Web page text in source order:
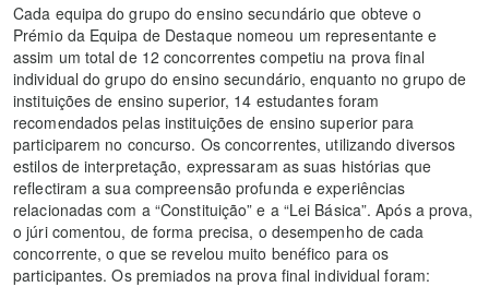
Cada equipa do grupo do ensino secundário que obteve o
Prémio da Equipa de Destaque nomeou um representante e
assim um total de 12 concorrentes competiu na prova final
individual do grupo do ensino secundário, enquanto no grupo de
instituições de ensino superior, 14 estudantes foram
recomendados pelas instituições de ensino superior para
participarem no concurso. Os concorrentes, utilizando diversos
estilos de interpretação, expressaram as suas histórias que
reflectiram a sua compreensão profunda e experiências
relacionadas com a “Constituição” e a “Lei Básica”. Após a prova,
o júri comentou, de forma precisa, o desempenho de cada
concorrente, o que se revelou muito benéfico para os
participantes. Os premiados na prova final individual foram: